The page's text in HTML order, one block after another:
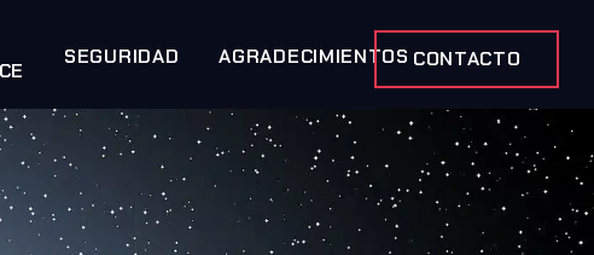
SEGURIDAD AGRADECIMIENTOS CONTACTO